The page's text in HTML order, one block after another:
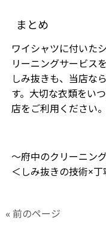
まとめ
ワイシャツに付いた
リーニングサービス
しみ抜きも、当店な
す。大切な衣類をい
店をご利用ください。
～府中のクリーニン
＜しみ抜きの技術×
« 前のページ